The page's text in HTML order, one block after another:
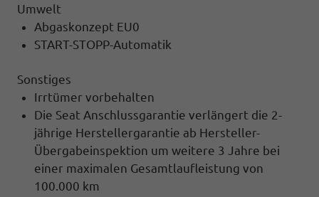
Umwelt
Abgaskonzept EU0
START-STOPP-Automatik
Sonstiges
Irrtümer vorbehalten
Die Seat Anschlussgarantie verlängert die 2-
jährige Herstellergarantie ab Hersteller-
Übergabeinspektion um weitere 3 Jahre bei
einer maximalen Gesamtlaufleistung von
100.000 km